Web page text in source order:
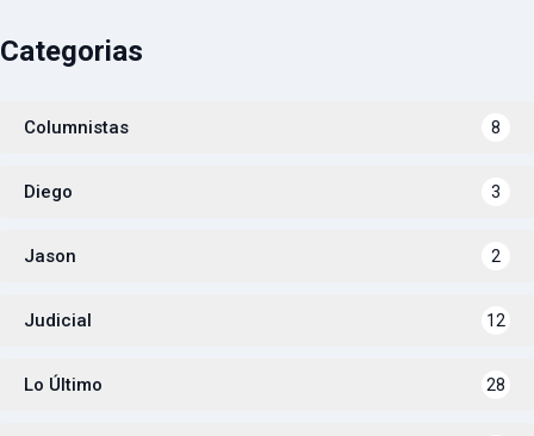
Categorias
Columnistas 8
Diego 3
Jason 2
Judicial 12
Lo Último 28